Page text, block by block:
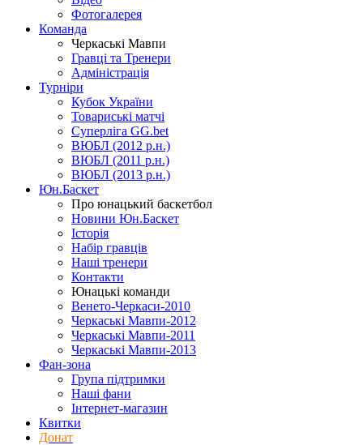
Фотогалерея
Команда
Черкаські Мавпи
Гравці та Тренери
Адміністрація
Турніри
Кубок України
Товариські матчі
Суперліга GG.bet
ВЮБЛ (2012 р.н.)
ВЮБЛ (2011 р.н.)
ВЮБЛ (2013 р.н.)
Юн.Баскет
Про юнацький баскетбол
Новини Юн.Баскет
Історія
Набір гравців
Наші тренери
Контакти
Юнацькі команди
Венето-Черкаси-2010
Черкаські Мавпи-2012
Черкаські Мавпи-2011
Черкаські Мавпи-2013
Фан-зона
Група підтримки
Наші фани
Інтернет-магазин
Квитки
Донат